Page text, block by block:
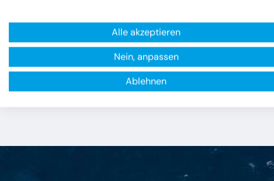
Alle akzeptieren
Nein, anpassen
Ablehnen